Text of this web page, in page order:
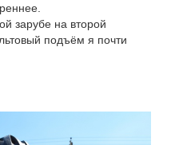
зарубе на второй
подъём я почти